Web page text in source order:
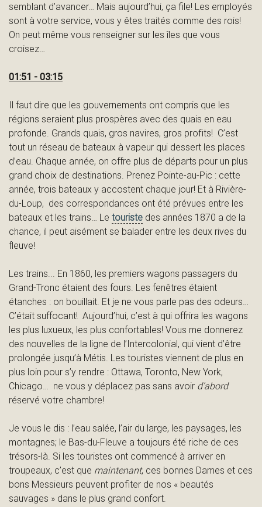
a
u
n
semblant d’avancer… Mais aujourd’hui, ça file! Les employés
sont à votre service, vous y êtes traités comme des rois!
On peut même vous renseigner sur les îles que vous
croisez…
01:51 - 03:15
Il faut dire que les gouvernements ont compris que les
régions seraient plus prospères avec des quais en eau
profonde. Grands quais, gros navires, gros profits! C’est
tout un réseau de bateaux à vapeur qui dessert les places
d’eau. Chaque année, on offre plus de départs pour un plus
grand choix de destinations. Prenez Pointe-au-Pic : cette
année, trois bateaux y accostent chaque jour! Et à Rivière-
du-Loup, des correspondances ont été prévues entre les
bateaux et les trains… Le touriste des années 1870 a de la
chance, il peut aisément se balader entre les deux rives du
fleuve!
Les trains... En 1860, les premiers wagons passagers du
Grand-Tronc étaient des fours. Les fenêtres étaient
étanches : on bouillait. Et je ne vous parle pas des odeurs…
C’était suffocant! Aujourd’hui, c’est à qui offrira les wagons
les plus luxueux, les plus confortables! Vous me donnerez
des nouvelles de la ligne de l’Intercolonial, qui vient d’être
prolongée jusqu’à Métis. Les touristes viennent de plus en
plus loin pour s’y rendre : Ottawa, Toronto, New York,
Chicago… ne vous y déplacez pas sans avoir d’abord
réservé votre chambre!
Je vous le dis : l’eau salée, l’air du large, les paysages, les
montagnes; le Bas-du-Fleuve a toujours été riche de ces
trésors-là. Si les touristes ont commencé à arriver en
troupeaux, c’est que maintenant, ces bonnes Dames et ces
bons Messieurs peuvent profiter de nos « beautés
sauvages » dans le plus grand confort.